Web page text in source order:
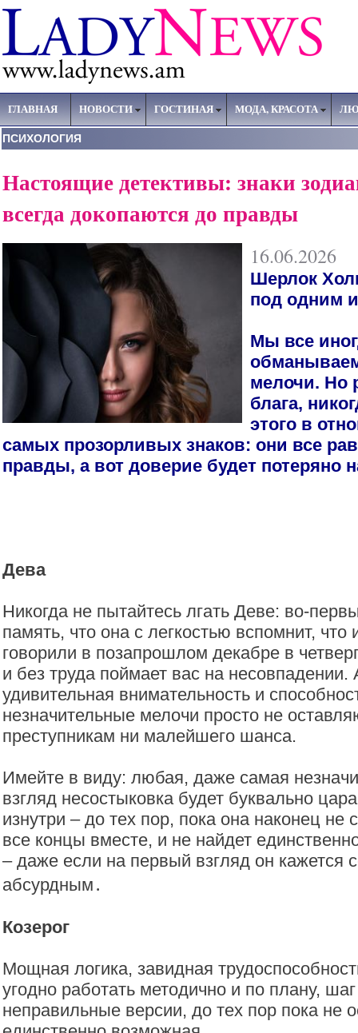
ГЛАВНАЯ НОВОСТИ ГОСТИНАЯ МОДА, КРАСОТА
ПСИХОЛОГИЯ
Настоящие детективы: знаки
всегда докопаются до правды
16.06.2026
Шерлок
под одним
Мы все
мелочи. Но
блага,
этого в
самых прозорливых знаков: они все
правды, а вот доверие будет потеряно
Дева
Никогда не пытайтесь лгать Деве: во-
память, что она с легкостью вспомнит,
говорили в позапрошлом декабре в
и без труда поймает вас на несовпадении.
удивительная внимательность и
незначительные мелочи просто не
преступникам ни малейшего шанса.
Имейте в виду: любая, даже самая
взгляд несостыковка будет буквально
изнутри – до тех пор, пока она наконец не
все концы вместе, и не найдет
– даже если на первый взгляд он кажется
абсурдным․
Козерог
Мощная логика, завидная
угодно работать методично и по плану,
неправильные версии, до тех пор пока не